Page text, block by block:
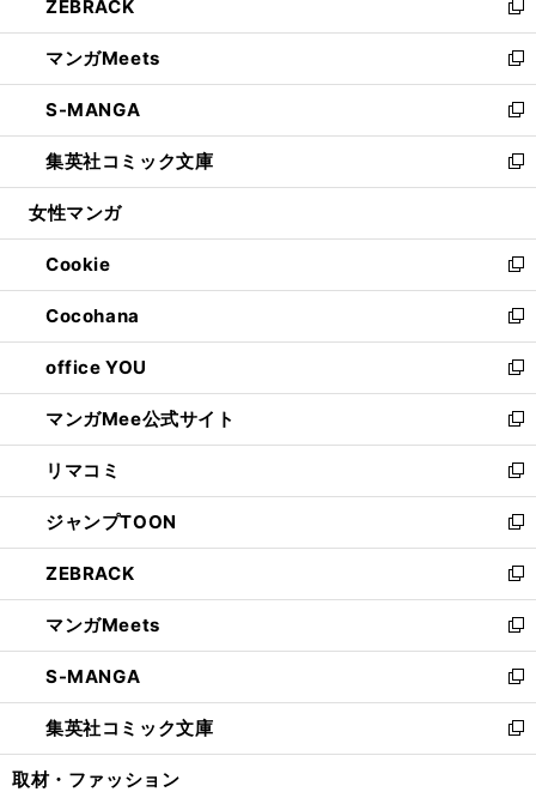
く
で
開
く
ド
ウ
で
開
く
ィ
ン
ド
ウ
で
開
く
い
ウ
ィ
ン
ド
ウ
で
開
ZEBRACK
新
し
い
ウ
ィ
ン
ド
ウ
開
く
マンガMeets
新
し
い
ウ
ィ
ン
ウ
で
開
く
S-MANGA
新
し
い
ウ
ン
ド
ウ
で
開
く
集英社コミック文庫
新
し
ウ
ィ
ン
ド
ウ
で
開
く
女性マンガ
Cookie
新
し
い
ウ
ィ
ン
ド
ウ
で
開
く
Cocohana
新
し
い
ウ
ィ
ン
ド
ウ
で
開
く
office YOU
新
し
い
ウ
ィ
ン
ド
ウ
で
開
く
マンガMee公式サイト
新
し
い
ウ
ィ
ン
ド
ウ
で
開
く
リマコミ
新
し
い
ウ
ィ
ン
ド
ウ
で
開
く
ジャンプTOON
新
し
い
ウ
ィ
ン
ド
ウ
で
開
ZEBRACK
新
し
い
ウ
ィ
ン
ド
ウ
マンガMeets
新
し
い
ウ
ィ
ン
S-MANGA
新
し
い
ウ
集英社コミック文庫
新
し
取材・ファッション